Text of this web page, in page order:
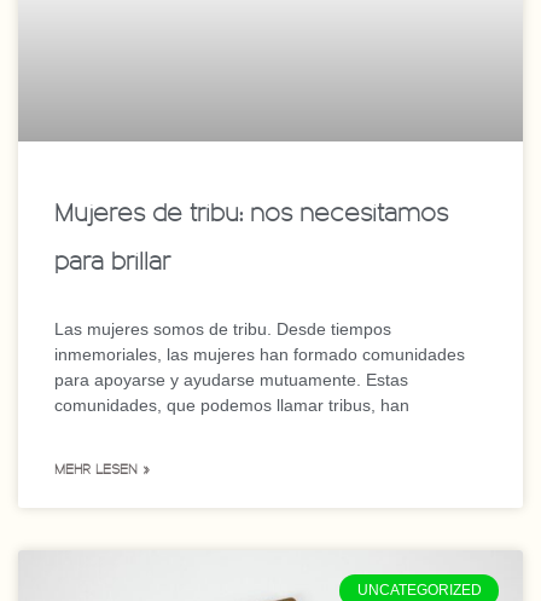
Mujeres de tribu: nos necesitamos
para brillar
Las mujeres somos de tribu. Desde tiempos
inmemoriales, las mujeres han formado comunidades
para apoyarse y ayudarse mutuamente. Estas
comunidades, que podemos llamar tribus, han
MEHR LESEN »
UNCATEGORIZED